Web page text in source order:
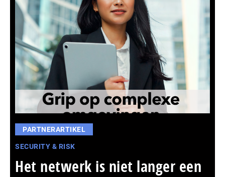
PARTNERARTIKEL
SECURITY & RISK
Het netwerk is niet langer een